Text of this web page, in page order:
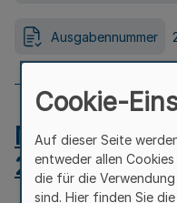
Ausgabennummer
MB.NRW
24.07.2026
Cookie-
Auf dieser Seite
entweder allen
die für die
sind. Hier finden Sie die